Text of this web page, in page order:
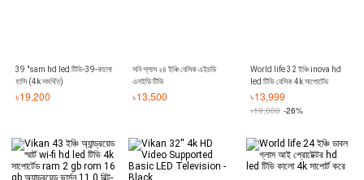
39 "sam hd led টিভি-39-কালো
হাসি (4k সমর্থিত)
৳19,200
সনি প্লাস ২৪ ইঞ্চি বেসিক এইচডি
এলইডি টিভি
৳13,500
World life 32 ইঞ্চি inova hd
led টিভি বেসিক 4k সাপোর্টেড
৳13,999
৳19,000 -26%